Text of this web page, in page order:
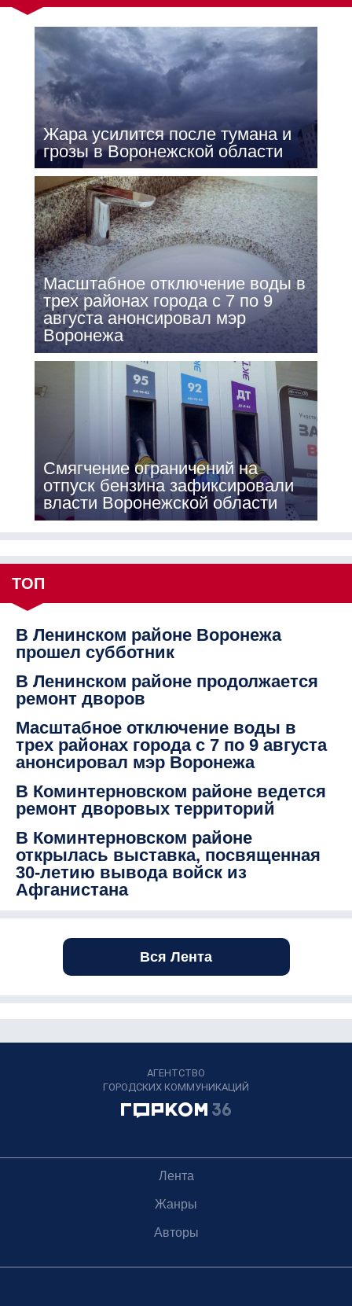
Жара усилится после тумана и
грозы в Воронежской области
Масштабное отключение воды в
трех районах города с 7 по 9
августа анонсировал мэр
Воронежа
Смягчение ограничений на
отпуск бензина зафиксировали
власти Воронежской области
ТОП
В Ленинском районе Воронежа
прошел субботник
В Ленинском районе продолжается
ремонт дворов
Масштабное отключение воды в
трех районах города с 7 по 9 августа
анонсировал мэр Воронежа
В Коминтерновском районе ведется
ремонт дворовых территорий
В Коминтерновском районе
открылась выставка, посвященная
30-летию вывода войск из
Афганистана
Вся Лента
АГЕНТСТВО
ГОРОДСКИХ КОММУНИКАЦИЙ
Лента
Жанры
Авторы